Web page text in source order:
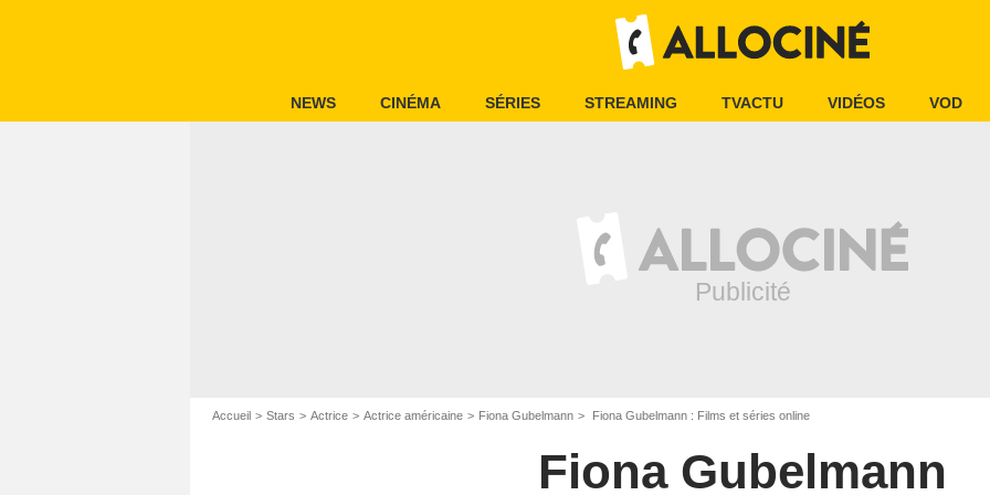
NEWS CINÉMA SÉRIES STREAMING TVACTU VIDÉOS VOD
Accueil Stars Actrice Actrice américaine Fiona Gubelmann Fiona Gubelmann : Films et séries online
Fiona Gubelmann